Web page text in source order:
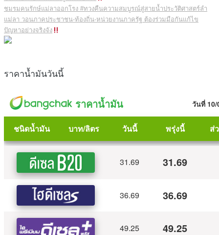
ชมรมคนรักษ์แม่ลาออกโรง #ทวงคืนความสมบูรณ์สู่สายน้ำประวัติศาสตร์ลำ
แม่ลา วอนภาคประชาชน-ท้องถิ่น-หน่วยงานภาครัฐ ต้องร่วมมือกันแก้ไข
ปัญหาอย่างจริงจัง
ราคาน้ำมันวันนี้